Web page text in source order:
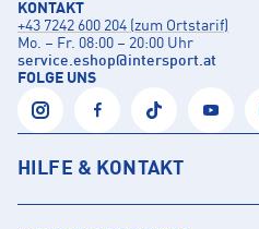
KONTAKT
+43 7242 600 204 (zum Ortstarif)
Mo. – Fr. 08:00 – 20:00 Uhr
service.eshop@intersport.at
FOLGE UNS
HILFE & KONTAKT